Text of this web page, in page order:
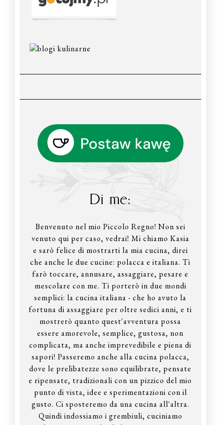
Di me:
Benvenuto nel mio Piccolo Regno! Non sei
venuto qui per caso, vedrai! Mi chiamo Kasia
e sarò felice di mostrarti la mia cucina, direi
che anche le due cucine: polacca e italiana. Ti
farò toccare, annusare, assaggiare, pesare e
mescolare con me. Ti porterò in due mondi
semplici: la cucina italiana - che ho avuto la
fortuna di assaggiare per oltre sedici anni, e ti
mostrerò quanto quest'avventura possa
essere amorevole, semplice, gustosa, non
complicata, ma anche imprevedibile e piena di
sapori! Passeremo anche alla cucina polacca,
dove le prelibatezze sono equilibrate, pensate
e ripensate, tradizionali con un pizzico del mio
punto di vista, idee e sperimentazioni con il
gusto. Ci sposteremo da una cucina all'altra.
Quindi indossiamo i grembiuli, cuciniamo